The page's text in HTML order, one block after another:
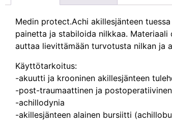
Medin protect.Achi akillesjänteen
painetta ja stabiloida nilkkaa.
auttaa lievittämään turvotusta nilkan ja
Käyttötarkoitus:
-akuutti ja krooninen akillesjänteen
-post-traumaattinen ja
-achillodynia
-akillesjänteen alainen bursiitti